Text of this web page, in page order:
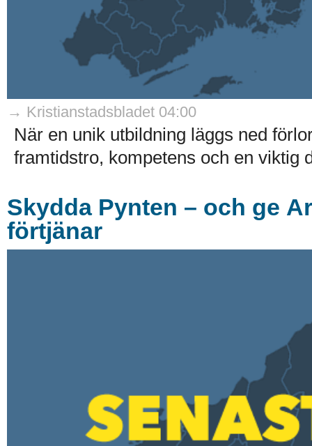
→ Kristianstadsbladet 04:00
När en unik utbildning läggs ned
framtidstro, kompetens och en viktig
Skydda Pynten – och ge
förtjänar